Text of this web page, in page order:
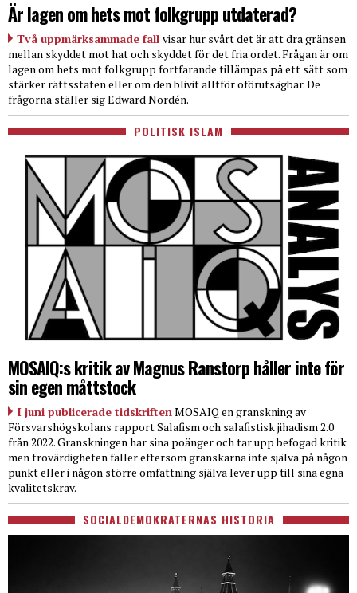
Är lagen om hets mot folkgrupp utdaterad?
Två uppmärksammade fall visar hur svårt det är att dra gränsen
mellan skyddet mot hat och skyddet för det fria ordet. Frågan är om
lagen om hets mot folkgrupp fortfarande tillämpas på ett sätt som
stärker rättsstaten eller om den blivit alltför oförutsägbar. De
frågorna ställer sig Edward Nordén.
POLITISK ISLAM
MOSAIQ:s kritik av Magnus Ranstorp håller inte för
sin egen måttstock
I juni publicerade tidskriftenMOSAIQ en granskning av
Försvarshögskolans rapport Salafism och salafistisk jihadism 2.0
från 2022. Granskningen har sina poänger och tar upp befogad kritik
men trovärdigheten faller eftersom granskarna inte själva på någon
punkt eller i någon större omfattning själva lever upp till sina egna
kvalitetskrav.
SOCIALDEMOKRATERNAS HISTORIA